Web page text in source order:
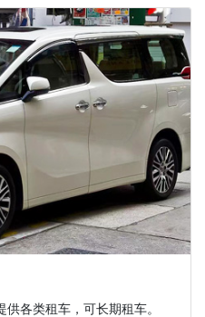
各类租车，可长期租车。